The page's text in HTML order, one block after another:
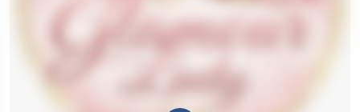
importante, seulement la détermination d’un jeune de Carrefour
convaincu qu’un rêve peut grandir lorsqu’on le nourrit avec de la
discipline et de la persévérance. Les défis n’ont pas manqué : bâtir une